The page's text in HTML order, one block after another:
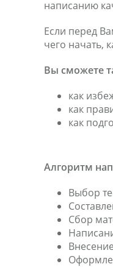
написанию
Если перед
чего начать,
Вы сможете
как
как
как
Алгоритм
Выбор
Сбор